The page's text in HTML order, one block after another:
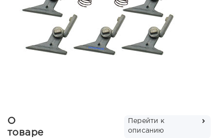
О
товаре
Перейти к
описанию